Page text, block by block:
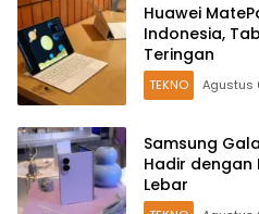
Huawei
Indonesia,
Teringan
TEKNO Agustus
Samsung
Hadir dengan
Lebar